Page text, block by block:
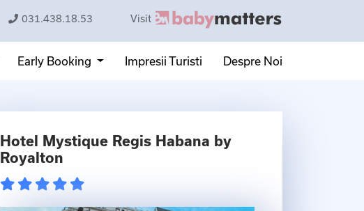
031.438.18.53 Visit
Early Booking Impresii Turisti Despre Noi
Hotel Mystique Regis Habana by
Royalton